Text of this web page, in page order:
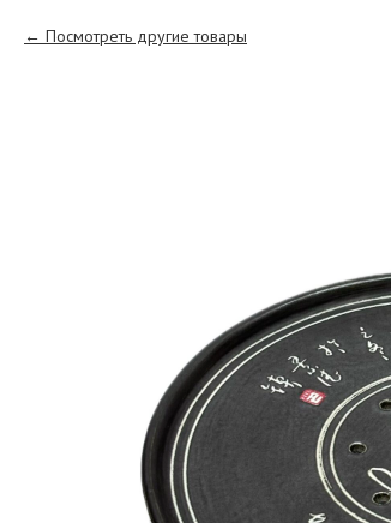
Посмотреть другие товары